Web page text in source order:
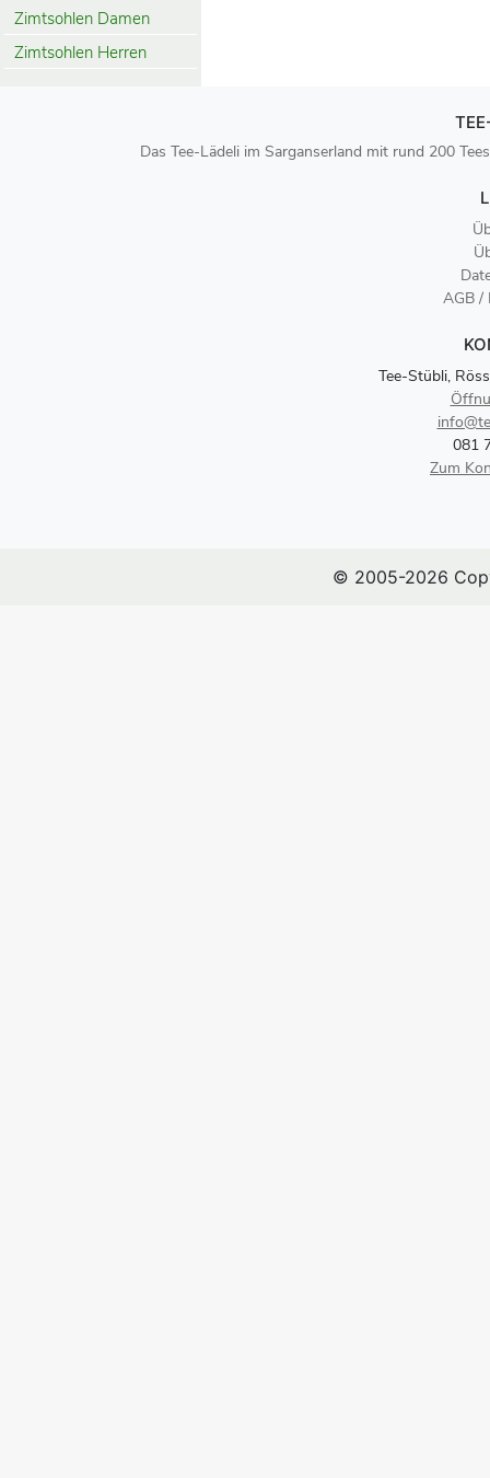
Zimtsohlen Damen
Zimtsohlen Herren
Das Tee-Lädeli im Sarganserland mit rund 200
AGB /
Tee-Stübli,
081
Zum
© 2005-2026